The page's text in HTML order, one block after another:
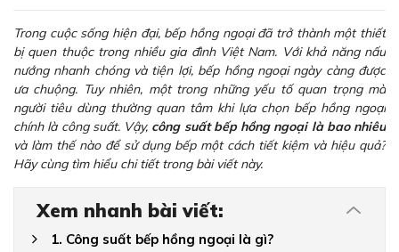
Trong cuộc sống hiện đại, bếp hồng ngoại đã trở thành một thiết
bị quen thuộc trong nhiều gia đình Việt Nam. Với khả năng nấu
nướng nhanh chóng và tiện lợi, bếp hồng ngoại ngày càng được
ưa chuộng. Tuy nhiên, một trong những yếu tố quan trọng mà
người tiêu dùng thường quan tâm khi lựa chọn bếp hồng ngoại
chính là công suất. Vậy, công suất bếp hồng ngoại là bao nhiêu
và làm thế nào để sử dụng bếp một cách tiết kiệm và hiệu quả?
Hãy cùng tìm hiểu chi tiết trong bài viết này.
Xem nhanh bài viết:
1. Công suất bếp hồng ngoại là gì?